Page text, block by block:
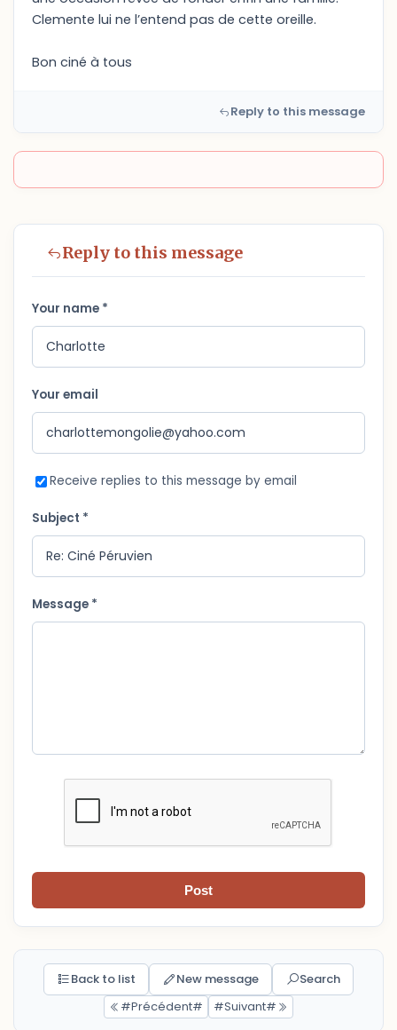
Clemente lui ne l’entend pas de cette oreille.
Bon ciné à tous
Reply to this message
Reply to this message
Your name *
Your email
Receive replies to this message by email
Subject *
Message *
Post
Back to list New message
Search
#Précédent#
#Suivant#